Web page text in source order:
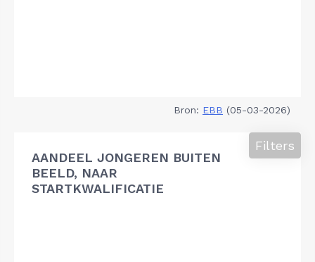
Bron: EBB (05-03-2026)
AANDEEL JONGEREN BUITEN
BEELD, NAAR
STARTKWALIFICATIE
Filters